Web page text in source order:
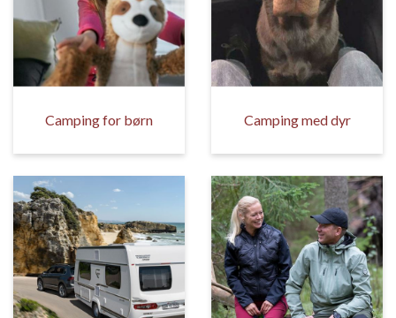
Camping for børn Camping med dyr